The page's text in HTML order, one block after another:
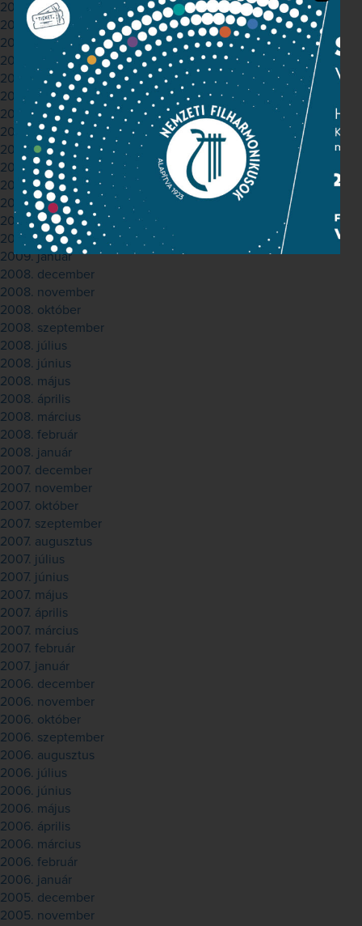
2010. június
2010. május
2010. április
2010. március
2010. február
2010. január
2009. december
2009. november
2009. október
2009. július
2009. június
2009. április
2009. március
2009. február
2009. január
2008. december
2008. november
2008. október
2008. szeptember
2008. július
2008. június
2008. május
2008. április
2008. március
2008. február
2008. január
2007. december
2007. november
2007. október
2007. szeptember
2007. augusztus
2007. július
2007. június
2007. május
2007. április
2007. március
2007. február
2007. január
2006. december
2006. november
2006. október
2006. szeptember
2006. augusztus
2006. július
2006. június
2006. május
2006. április
2006. március
2006. február
2006. január
2005. december
2005. november